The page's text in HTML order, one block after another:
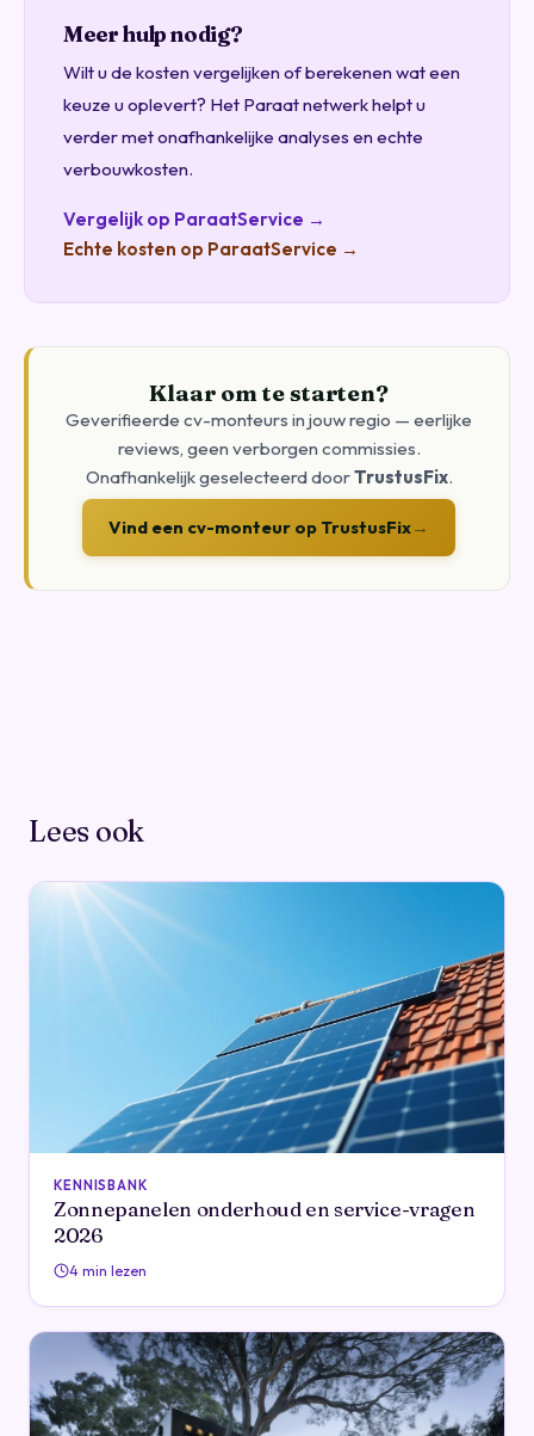
Meer hulp nodig?
Wilt u de kosten vergelijken of berekenen wat een
keuze u oplevert? Het Paraat netwerk helpt u
verder met onafhankelijke analyses en echte
verbouwkosten.
Vergelijk op ParaatService →
Echte kosten op ParaatService →
Klaar om te starten?
Geverifieerde cv-monteurs in jouw regio — eerlijke
reviews, geen verborgen commissies.
Onafhankelijk geselecteerd doorTrustusFix.
Vind een cv-monteur op TrustusFix→
Lees ook
KENNISBANK
Zonnepanelen onderhoud en service-vragen
2026
4 min lezen